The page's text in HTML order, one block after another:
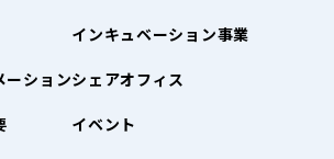
ーション
インキュベーション事業
シェアオフィス
イベント